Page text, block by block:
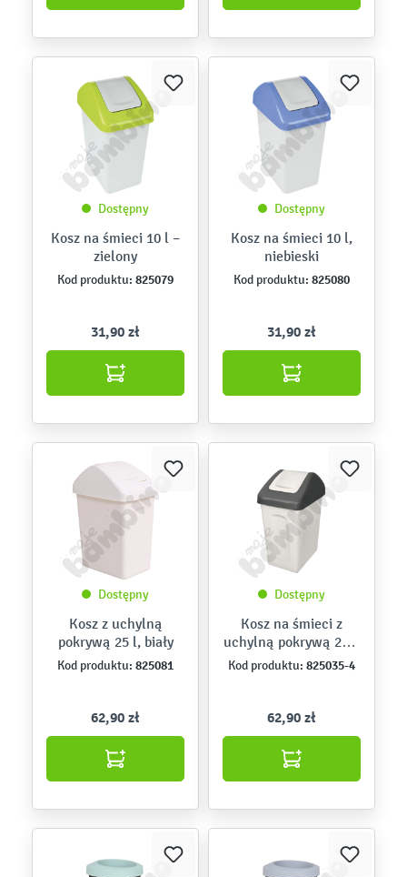
Dostępny
Kosz na śmieci 10 l –
zielony
Kod produktu: 825079
31,90 zł
Dostępny
Kosz na śmieci 10 l,
niebieski
Kod produktu: 825080
31,90 zł
Dostępny
Kosz z uchylną
pokrywą 25 l, biały
Kod produktu: 825081
62,90 zł
Dostępny
Kosz na śmieci z
uchylną pokrywą 25 l,
ciemnoszary
Kod produktu: 825035-4
62,90 zł